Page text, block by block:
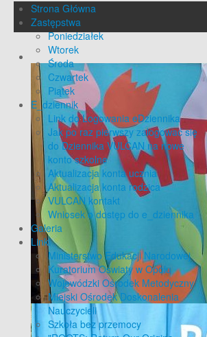
Strona Główna
Zastępstwa
Poniedziałek
Wtorek
Środa
Czwartek
Piątek
E_dziennik
Link do Logowania eDziennika
Jak po raz pierwszy zalogować się
do Dziennika VULCAN na nowe
konto szkolne
Aktualizacja konta ucznia
Aktualizacja konta rodzica
VULCAN kontakt
Wniosek o dostęp do e_dziennika
Galeria
Linki
Ministerstwo Edukacji Narodowej
Kuratorium Oświaty w Opolu
Wojewódzki Ośrodek Metodyczny
Miejski Ośrodek Doskonalenia
Nauczycieli
Szkoła bez przemocy